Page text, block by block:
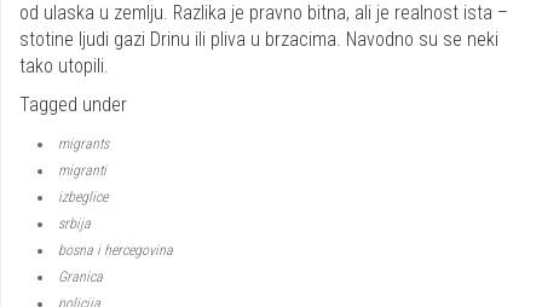
od ulaska u zemlju. Razlika je pravno bitna, ali je realnost ista –
stotine ljudi gazi Drinu ili pliva u brzacima. Navodno su se neki
tako utopili.
Tagged under
migrants
migranti
izbeglice
srbija
bosna i hercegovina
Granica